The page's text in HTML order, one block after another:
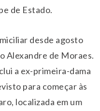
de Estado.
desde agosto
Alexandre de Moraes.
a ex-primeira-dama
para começar às
localizada em um